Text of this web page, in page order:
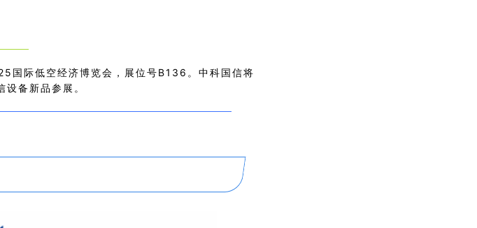
国际低空经济博览会，展位号B136。中科国信将
设备 新品参展。